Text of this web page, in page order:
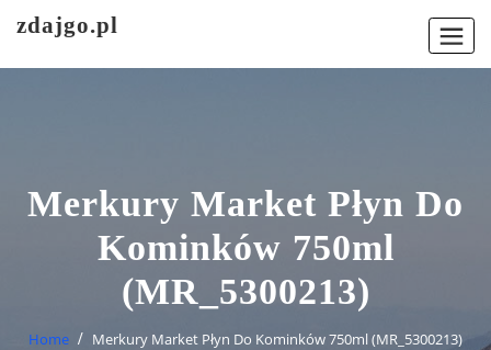
zdajgo.pl
Merkury Market Płyn Do
Kominków 750ml
(MR_5300213)
Home Merkury Market Płyn Do Kominków 750ml (MR_5300213)